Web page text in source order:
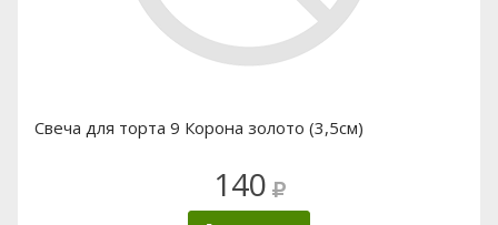
Свеча для торта 9 Корона золото (3,5см)
140